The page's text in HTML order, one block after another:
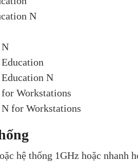
N
N
N
Workstations
for Workstations
hệ thống 1GHz hoặc nhanh